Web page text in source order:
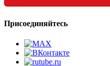
Присоединяйтесь